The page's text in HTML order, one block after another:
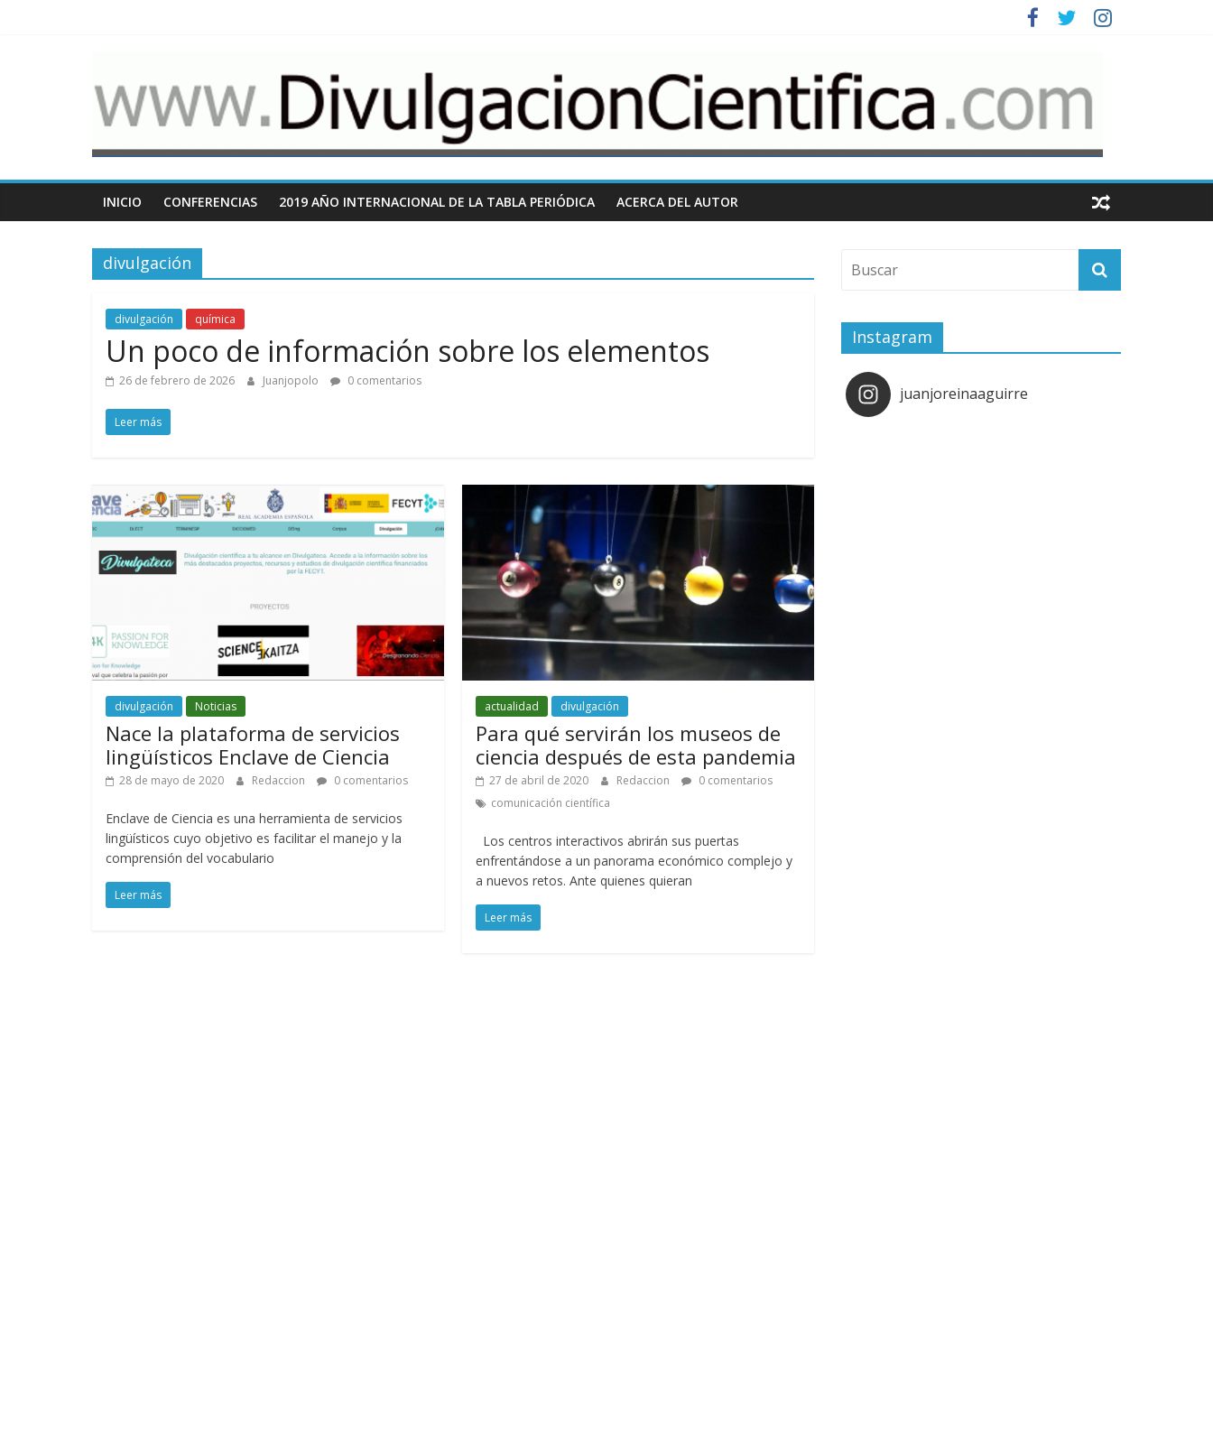
www.DivulgacionCientifica.com
Cosas
con
la
divulgación
de
ciencia
INICIO CONFERENCIAS 2019 AÑO INTERNACIONAL DE LA TABLA PERIÓDICA ACERCA DEL AUTOR
divulgación
divulgación química
Un poco de información sobre los elementos
26 de febrero de 2026 Juanjopolo 0 comentarios
Leer más
divulgación Noticias
Nace la plataforma de servicios
lingüísticos Enclave de Ciencia
28 de mayo de 2020 Redaccion 0 comentarios
Enclave de Ciencia es una herramienta de servicios
lingüísticos cuyo objetivo es facilitar el manejo y la
comprensión del vocabulario
Leer más
actualidad divulgación
Para qué servirán los museos de
ciencia después de esta pandemia
27 de abril de 2020 Redaccion
0 comentarios
comunicación científica
Los centros interactivos abrirán sus puertas
enfrentándose a un panorama económico complejo y
a nuevos retos. Ante quienes quieran
Leer más
Instagram
juanjoreinaaguirre